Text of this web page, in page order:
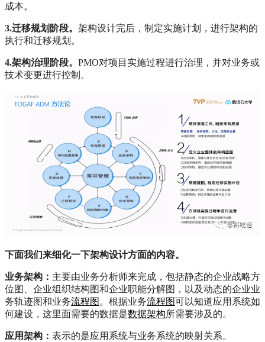
成本。
3.迁移规划阶段。 架构设计完后，制定实施计划，进行架构的
执行和迁移规划。
4.架构治理阶段。 PMO对项目实施过程进行治理，并对业务或
技术变更进行控制。
下面我们来细化一下架构设计方面的内容。
业务架构： 主要由业务分析师来完成，包括静态的企业战略方
位图、企业组织结构图和企业职能分解图，以及动态的企业业
务轨迹图和业务流程图 。根据业务流程图可以知道应用系统如
何建设，这里面需要的数据是数据架构所需要涉及的。
应用架构： 表示的是应用系统与业务系统的映射关系。